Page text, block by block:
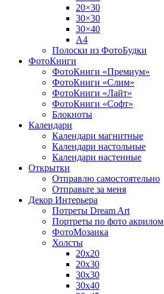
20×30
30×30
30×40
A4
Полоски из ФотоБудки
ФотоКниги
ФотоКниги «Премиум»
ФотоКниги «Слим»
ФотоКниги «Лайт»
ФотоКниги «Софт»
Блокноты
Календари
Календари магнитные
Календари настольные
Календари настенные
Открытки
Отправлю самостоятельно
Отправьте за меня
Декор Интерьера
Потреты Dream Art
Портреты по фото акрилом
ФотоМозаика
Холсты
20х20
20х30
30х30
30х40